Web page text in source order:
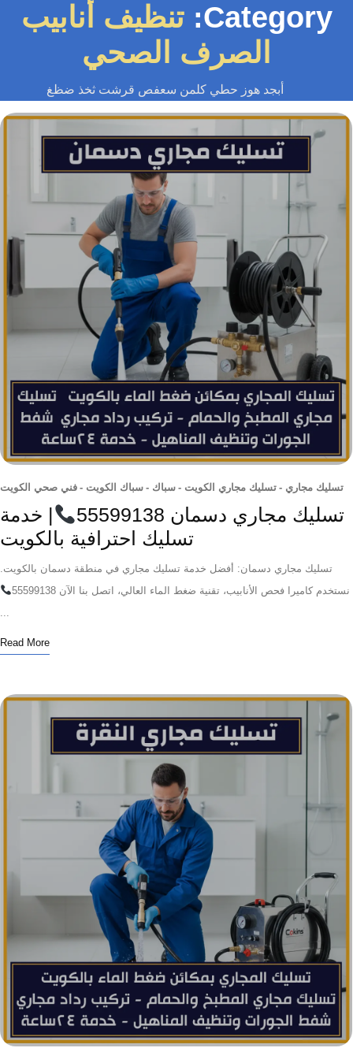
تنظيف أنابيب
الصرف الصحي
أبجد هوز حطي كلمن سعفص قرشت ثخذ ضظغ
مجاري- تسليك مجاري الكويت- سباك- سباك الكويت- فني صحي الكويت
مجاري دسمان 55599138
| خدمة
تسليك احترافية بالكويت
مجاري دسمان: أفضل خدمة تسليك مجاري في منطقة دسمان بالكويت.
كاميرا فحص الأنابيب، تقنية ضغط الماء العالي، اتصل بنا الآن 55599138
Read More